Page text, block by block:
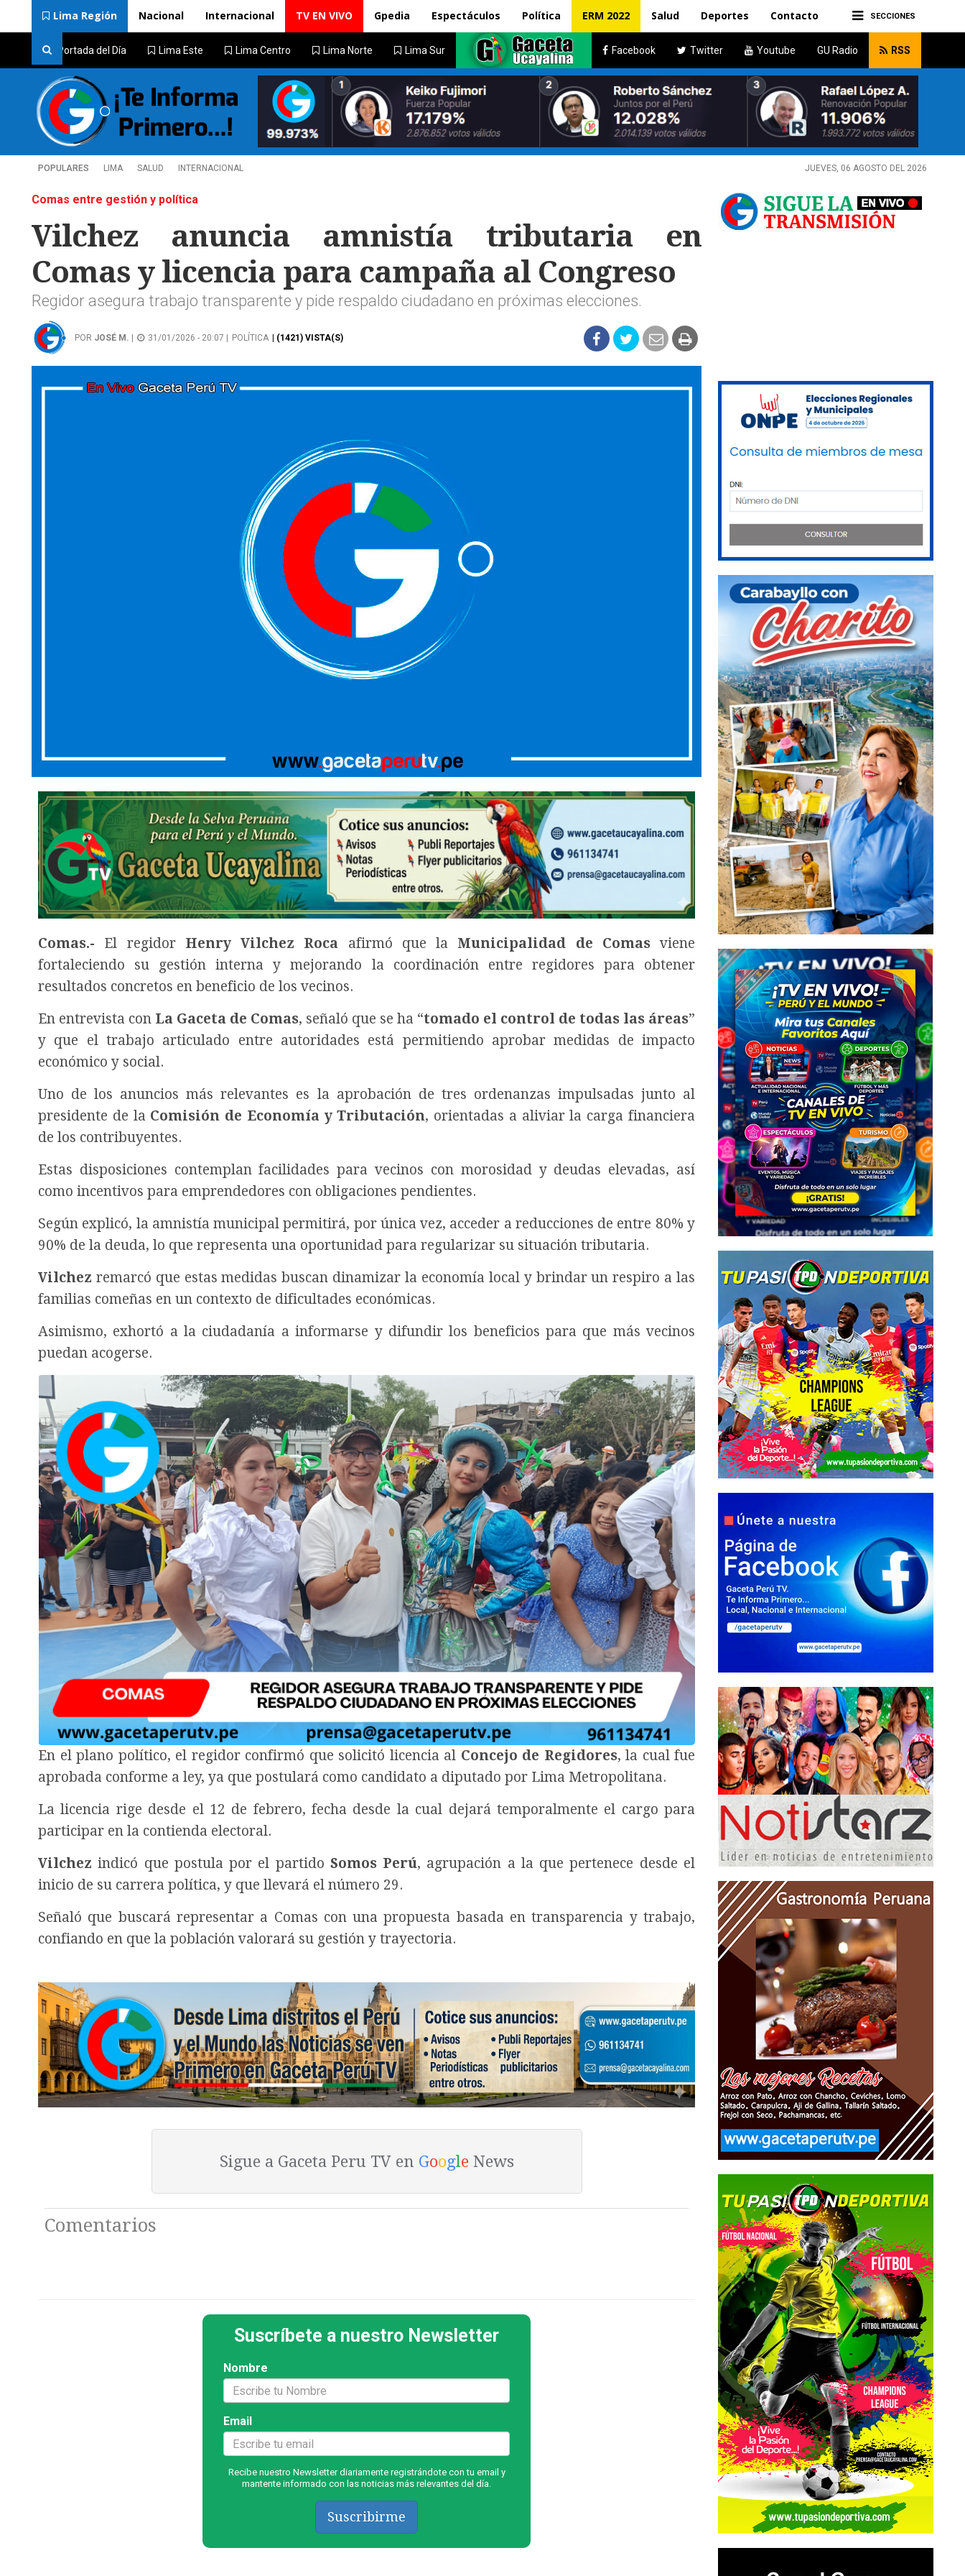
SECCIONES
Lima Región Nacional Internacional TV EN VIVO Gpedia Espectáculos Política ERM 2022 Salud Deportes Contacto
Portada del Día Lima Este Lima Centro Lima Norte Lima Sur Facebook Twitter Youtube GU Radio RSS
POPULARES LIMA SALUD INTERNACIONAL JUEVES, 06 AGOSTO DEL 2026
Comas entre gestión y política
Vilchez anuncia amnistía tributaria en
Comas y licencia para campaña al Congreso
Regidor asegura trabajo transparente y pide respaldo ciudadano en próximas elecciones.
POR JOSÉ M. 31/01/2026 - 20:07 | POLÍTICA | (1421) VISTA(S)
Comas.- El regidor Henry Vilchez Roca afirmó que la Municipalidad de Comas viene
fortaleciendo su gestión interna y mejorando la coordinación entre regidores para obtener
resultados concretos en beneficio de los vecinos.
En entrevista con La Gaceta de Comas, señaló que se ha “tomado el control de todas las áreas”
y que el trabajo articulado entre autoridades está permitiendo aprobar medidas de impacto
económico y social.
Uno de los anuncios más relevantes es la aprobación de tres ordenanzas impulsadas junto al
presidente de la Comisión de Economía y Tributación, orientadas a aliviar la carga financiera
de los contribuyentes.
Estas disposiciones contemplan facilidades para vecinos con morosidad y deudas elevadas, así
como incentivos para emprendedores con obligaciones pendientes.
Según explicó, la amnistía municipal permitirá, por única vez, acceder a reducciones de entre 80% y
90% de la deuda, lo que representa una oportunidad para regularizar su situación tributaria.
Vilchez remarcó que estas medidas buscan dinamizar la economía local y brindar un respiro a las
familias comeñas en un contexto de dificultades económicas.
Asimismo, exhortó a la ciudadanía a informarse y difundir los beneficios para que más vecinos
puedan acogerse.
En el plano político, el regidor confirmó que solicitó licencia al Concejo de Regidores, la cual fue
aprobada conforme a ley, ya que postulará como candidato a diputado por Lima Metropolitana.
La licencia rige desde el 12 de febrero, fecha desde la cual dejará temporalmente el cargo para
participar en la contienda electoral.
Vilchez indicó que postula por el partido Somos Perú, agrupación a la que pertenece desde el
inicio de su carrera política, y que llevará el número 29.
Señaló que buscará representar a Comas con una propuesta basada en transparencia y trabajo,
confiando en que la población valorará su gestión y trayectoria.
Sigue a Gaceta Peru TV en GoogleNews
Comentarios
Suscríbete a nuestro Newsletter
Nombre
Email
Recibe nuestro Newsletter diariamente registrándote con tu email y
mantente informado con las noticias más relevantes del día.
Suscribirme